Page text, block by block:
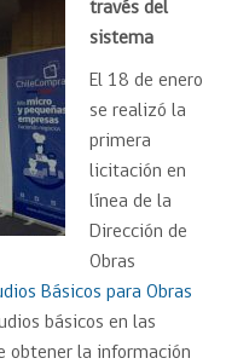
través del
sistema
El 18 de enero
se realizó la
primera
licitación en
línea de la
Dirección de
Obras
Básicos para Obras
básicos en las
obtener la información